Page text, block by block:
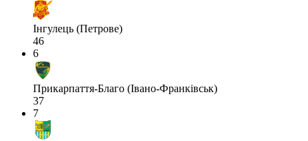
Інгулець (Петрове)
46
6
Прикарпаття-Благо (Івано-Франківськ)
37
7